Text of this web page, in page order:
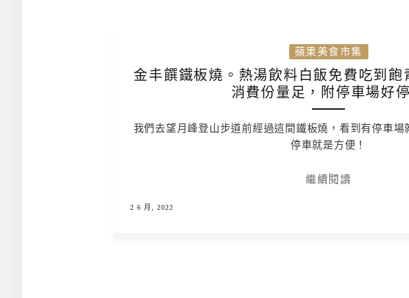
蘋果美食市集
金丰饌鐵板燒。熱湯飲料白飯免費吃到飽
消費份量足，附停車場好
我們去望月峰登山步道前經過這間鐵板燒，看到有停車場
停車就是方便！
繼續閱讀
2 6 月, 2022